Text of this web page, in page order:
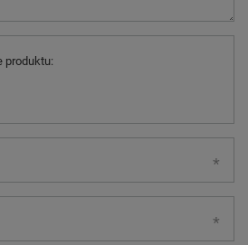
produktu: